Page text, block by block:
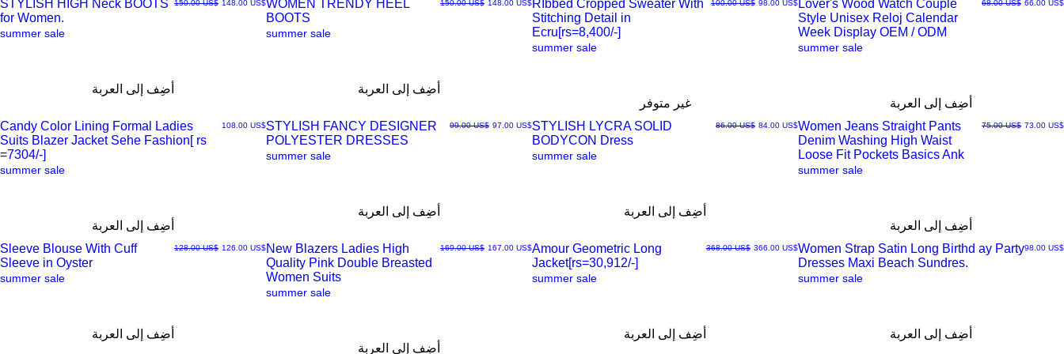
العرض
STYLISH HIGH Neck BOOTS
for Women.
‏150.00 US$ ‏148.00 US$
summer sale
أضِف إلى العربة
العرض
WOMEN TRENDY HEEL
BOOTS
‏150.00 US$ ‏148.00 US$
summer sale
أضِف إلى العربة
العرض
RIbbed Cropped Sweater With
Stitching Detail in
Ecru[rs=8,400/-]
‏100.00 US$ ‏98.00 US$
summer sale
غير متوفر
العرض
Lover's Wood Watch Couple
Style Unisex Reloj Calendar
Week Display OEM / ODM
‏68.00 US$ ‏66.00 US$
summer sale
أضِف إلى العربة
العرض
Candy Color Lining Formal Ladies
Suits Blazer Jacket Sehe Fashion[ rs
=7304/-]
السعر ‏108.00 US$
summer sale
أضِف إلى العربة
العرض
STYLISH FANCY DESIGNER
POLYESTER DRESSES
سعر عادي
‏99.00 US$ سعر البيع‏97.00 US$
summer sale
أضِف إلى العربة
العرض
STYLISH LYCRA SOLID
BODYCON Dress
سعر عادي
‏86.00 US$ سعر البيع‏84.00 US$
summer sale
أضِف إلى العربة
العرض
Women Jeans Straight Pants
Denim Washing High Waist
Loose Fit Pockets Basics Ank
سعر عادي
‏75.00 US$ سعر البيع‏73.00 US$
summer sale
أضِف إلى العربة
العرض
Sleeve Blouse With Cuff
Sleeve in Oyster
سعر عادي‏128.00 US$ سعر البيع‏126.00 US$
summer sale
أضِف إلى العربة
العرض
New Blazers Ladies High
Quality Pink Double Breasted
Women Suits
سعر عادي‏169.00 US$ سعر البيع‏167.00 US$
summer sale
أضِف إلى العربة
العرض
Amour Geometric Long
Jacket[rs=30,912/-]
سعر عادي‏368.00 US$ سعر البيع‏366.00 US$
summer sale
أضِف إلى العربة
العرض
Women Strap Satin Long Birthd ay Party
Dresses Maxi Beach Sundres.
السعر ‏98.00 US$
summer sale
أضِف إلى العربة